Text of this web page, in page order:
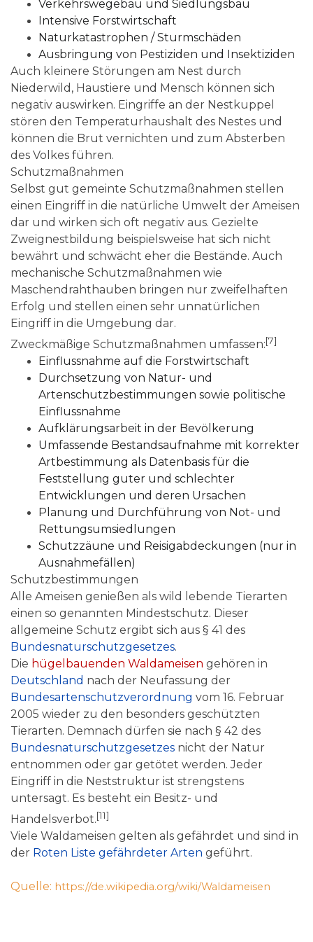
Verkehrswegebau und Siedlungsbau
Intensive Forstwirtschaft
Naturkatastrophen / Sturmschäden
Ausbringung von Pestiziden und Insektiziden
Auch kleinere Störungen am Nest durch
Niederwild, Haustiere und Mensch können sich
negativ auswirken. Eingriffe an der Nestkuppel
stören den Temperaturhaushalt des Nestes und
können die Brut vernichten und zum Absterben
des Volkes führen.
Schutzmaßnahmen
Selbst gut gemeinte Schutzmaßnahmen stellen
einen Eingriff in die natürliche Umwelt der Ameisen
dar und wirken sich oft negativ aus. Gezielte
Zweignestbildung beispielsweise hat sich nicht
bewährt und schwächt eher die Bestände. Auch
mechanische Schutzmaßnahmen wie
Maschendrahthauben bringen nur zweifelhaften
Erfolg und stellen einen sehr unnatürlichen
Eingriff in die Umgebung dar.
Zweckmäßige Schutzmaßnahmen umfassen:[7]
Einflussnahme auf die Forstwirtschaft
Durchsetzung von Natur- und
Artenschutzbestimmungen sowie politische
Einflussnahme
Aufklärungsarbeit in der Bevölkerung
Umfassende Bestandsaufnahme mit korrekter
Artbestimmung als Datenbasis für die
Feststellung guter und schlechter
Entwicklungen und deren Ursachen
Planung und Durchführung von Not- und
Rettungsumsiedlungen
Schutzzäune und Reisigabdeckungen (nur in
Ausnahmefällen)
Schutzbestimmungen
Alle Ameisen genießen als wild lebende Tierarten
einen so genannten Mindestschutz. Dieser
allgemeine Schutz ergibt sich aus § 41 des
Bundesnaturschutzgesetzes.
Die hügelbauenden Waldameisen gehören in
Deutschland nach der Neufassung der
Bundesartenschutzverordnung vom 16. Februar
2005 wieder zu den besonders geschützten
Tierarten. Demnach dürfen sie nach § 42 des
Bundesnaturschutzgesetzes nicht der Natur
entnommen oder gar getötet werden. Jeder
Eingriff in die Neststruktur ist strengstens
untersagt. Es besteht ein Besitz- und
Handelsverbot.[11]
Viele Waldameisen gelten als gefährdet und sind in
der Roten Liste gefährdeter Arten geführt.
Quelle: https://de.wikipedia.org/wiki/Waldameisen